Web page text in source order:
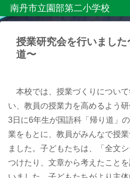
南丹市立園部第二小学校
授業研究会を行いました
道〜
本校では、授業づくりについ
い、教員の授業力を高めるよう
3日に6年生が国語科「帰り道」
業をもとに、教員がみんなで授
ました。子どもたちは、「全文
つけたり、文章から考えたこと